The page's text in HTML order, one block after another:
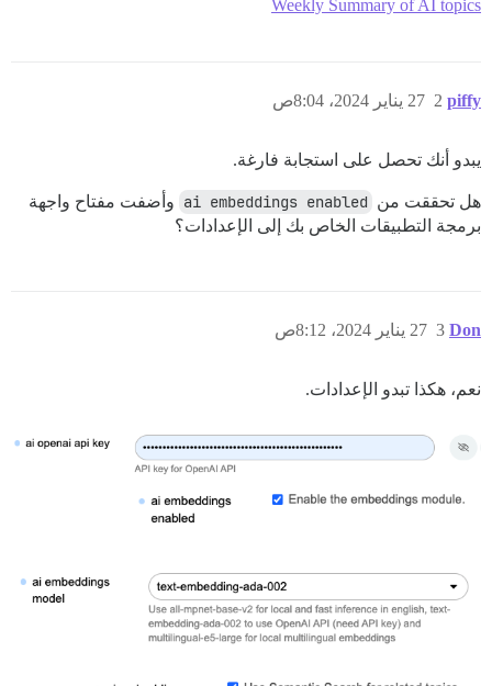
Weekly Summary of AI topics
piffy 27 يناير 2024، 8:04ص 2
يبدو أنك تحصل على استجابة فارغة.
هل تحققت من ai embeddings enabled وأضفت مفتاح واجهة
برمجة التطبيقات الخاص بك إلى الإعدادات؟
Don 27 يناير 2024، 8:12ص 3
نعم، هكذا تبدو الإعدادات.